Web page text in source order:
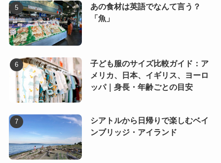
あの食材は英語でなんて言う？
「魚」
子ども服のサイズ比較ガイド：ア
メリカ、日本、イギリス、ヨーロ
ッパ｜身長・年齢ごとの目安
シアトルから日帰りで楽しむベイ
ンブリッジ・アイランド